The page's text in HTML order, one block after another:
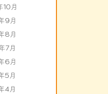
月
9月
8月
7月
6月
5月
4月